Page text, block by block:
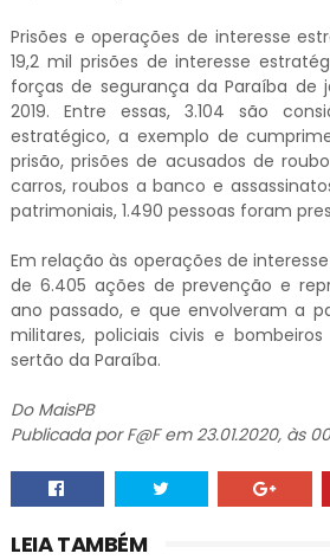
Prisões e operações de interesse
19,2 mil prisões de interesse
forças de segurança da Paraíba de
2019. Entre essas, 3.104 são
estratégico, a exemplo de
prisão, prisões de acusados de
carros, roubos a banco e
patrimoniais, 1.490 pessoas foram
Em relação às operações de
de 6.405 ações de prevenção e
ano passado, e que envolveram a
militares, policiais civis e
sertão da Paraíba.
Do MaisPB
Publicada por F@F em 23.01.2020, às
LEIA TAMBÉM